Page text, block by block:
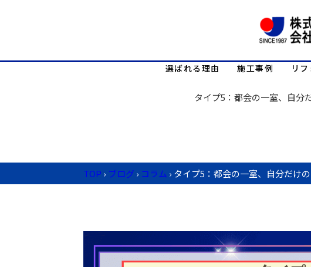
選ばれる理由 施工事例 リ
タイプ5：都会の一室、自分
TOP › ブログ › コラム › タイプ5：都会の一室、自分だけ